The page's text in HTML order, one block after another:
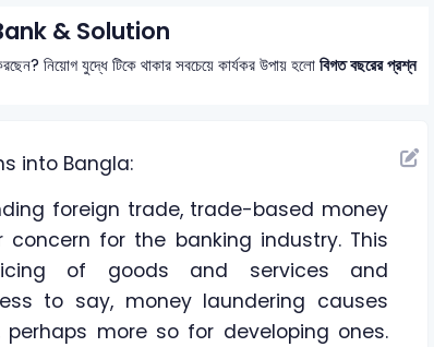
& Solution
নিয়োগ যুদ্ধে টিকে থাকার সবচেয়ে কার্যকর উপায় হলোবিগত বছরের প্রশ্ন
into Bangla:
foreign trade, trade-based money
for the banking industry. This
of goods and services and
to say, money laundering causes
more so for developing ones.